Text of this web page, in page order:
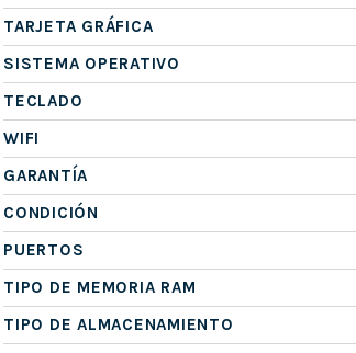
TARJETA GRÁFICA
SISTEMA OPERATIVO
TECLADO
WIFI
GARANTÍA
CONDICIÓN
PUERTOS
TIPO DE MEMORIA RAM
TIPO DE ALMACENAMIENTO